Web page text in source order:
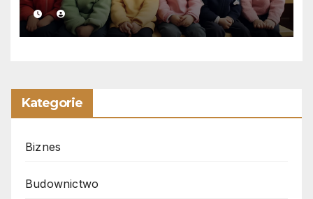
Kategorie
Biznes
Budownictwo